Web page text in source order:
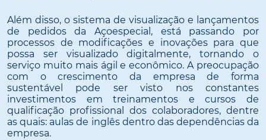
Além disso, o sistema de visualização e lançamentos
de pedidos da Açoespecial, está passando por
processos de modificações e inovações para que
possa ser visualizado digitalmente, tornando o
serviço muito mais ágil e econômico. A preocupação
com o crescimento da empresa de forma
sustentável pode ser visto nos constantes
investimentos em treinamentos e cursos de
qualificação profissional dos colaboradores, dentre
as quais: aulas de inglês dentro das dependências da
empresa.